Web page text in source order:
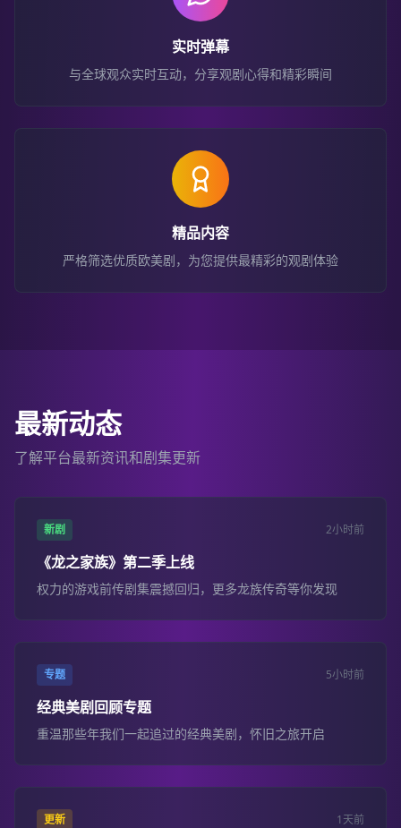
实时弹幕
与全球观众实时互动，分享观剧心得和精彩瞬间
精品内容
严格筛选优质欧美剧，为您提供最精彩的观剧体验
最新动态
了解平台最新资讯和剧集更新
新剧 2小时前
《龙之家族》第二季上线
权力的游戏前传剧集震撼回归，更多龙族传奇等你发现
专题 5小时前
经典美剧回顾专题
重温那些年我们一起追过的经典美剧，怀旧之旅开启
更新 1天前